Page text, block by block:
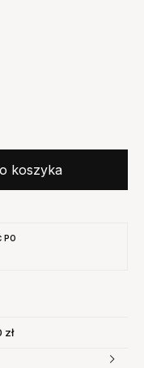
koszyka
PO